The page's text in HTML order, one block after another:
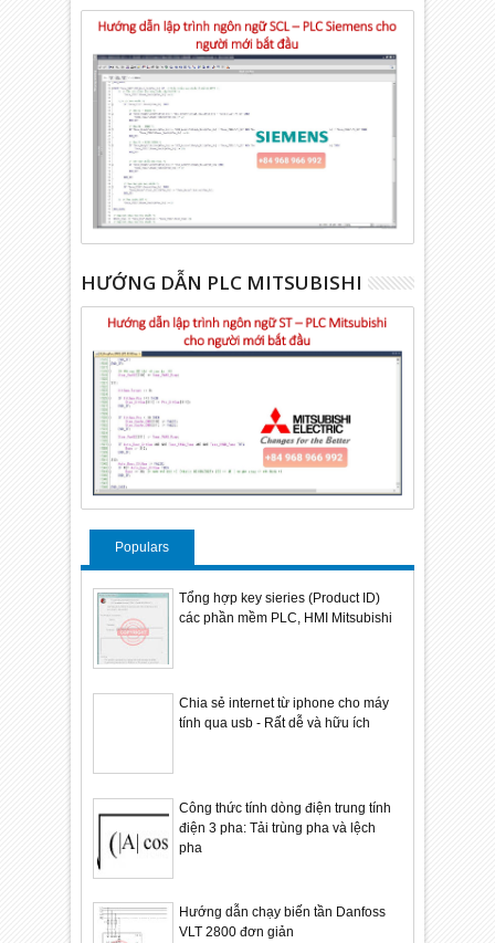
HƯỚNG DẪN PLC MITSUBISHI
Populars
Tổng hợp key sieries (Product ID)
các phần mềm PLC, HMI Mitsubishi
Chia sẻ internet từ iphone cho máy
tính qua usb - Rất dễ và hữu ích
Công thức tính dòng điện trung tính
điện 3 pha: Tải trùng pha và lệch
pha
Hướng dẫn chạy biến tần Danfoss
VLT 2800 đơn giản